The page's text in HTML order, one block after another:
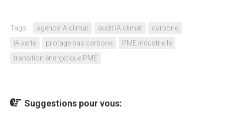
Tags: agence IA climat audit IA climat
carbone
IA verte
pilotage bas carbone
PME industrielle
transition énergétique PME
Suggestions pour vous: